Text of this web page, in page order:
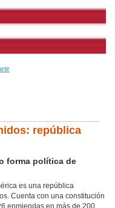
república
forma política de
es una república
Cuenta con una constitución
enmiendas en más de 200